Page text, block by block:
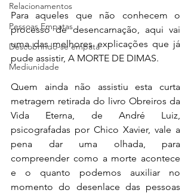
Relacionamentos
Pessoas Empatas
Descobrindo-se empata
Mediunidade
Para aqueles que não conhecem o
processo de desencarnação, aqui vai
uma das melhores explicações que já
pude assistir, A MORTE DE DIMAS.
Quem ainda não assistiu esta curta
metragem retirada do livro Obreiros da
Vida Eterna, de André Luiz,
psicografadas por Chico Xavier, vale a
pena dar uma olhada, para
compreender como a morte acontece
e o quanto podemos auxiliar no
momento do desenlace das pessoas